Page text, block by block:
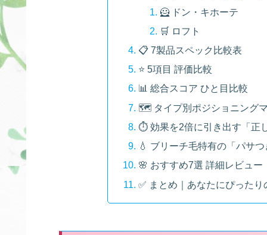
🦸 ドン・キホーテ
🛒 ロフト
📋 7製品スペック比較表
⭐ 5項目 評価比較
📊 総合スコア ひと目比較
🗺️ タイプ別ポジショニング
⏱️ 効果を2倍に引き出す「正
💧 ブリーチ毛特有の「パサ
🌸 おすすめ7選 詳細レビュー
✅ まとめ｜あなたにぴった